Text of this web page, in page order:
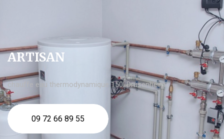
ARTISAN
chauffe eau thermodynamique 150l Drusenheim
09 72 66 89 55